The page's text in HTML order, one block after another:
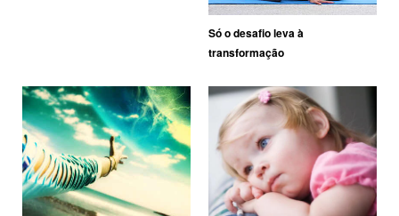
Só o desafio leva à
transformação